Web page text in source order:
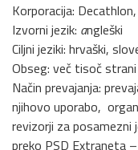
Korporacija:
Izvorni jezik: angleški
Ciljni jeziki: hrvaški,
Obseg: več tisoč
Način prevajanja:
njihovo uporabo,
revizorji za posamezni
preko PSD Extraneta